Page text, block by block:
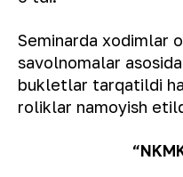
Seminarda xodimlar
savolnomalar
bukletlar tarqatildi
roliklar namoyish